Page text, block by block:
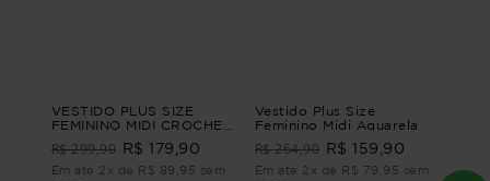
VESTIDO PLUS SIZE
FEMININO MIDI CROCHET
R$ 299,90 R$ 179,90
Em até 2x de R$ 89,95 sem
Vestido Plus Size
Feminino Midi Aquarela
R$ 264,90 R$ 159,90
Em até 2x de R$ 79,95 sem